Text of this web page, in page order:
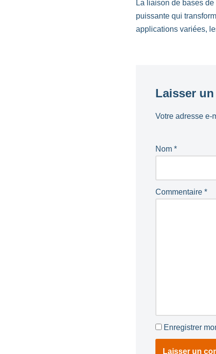
La liaison de bases
puissante qui
applications variées,
Laisser
Votre adresse e-
Nom *
Commentaire *
Enregistrer